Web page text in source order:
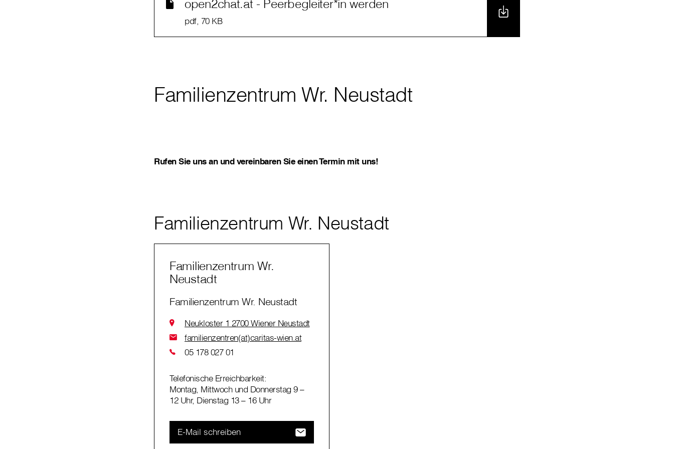
open2chat.at - Peerbegleiter*in werden
pdf, 70 KB
Familienzentrum Wr. Neustadt
Rufen Sie uns an und vereinbaren Sie einen Termin mit uns!
Familienzentrum Wr. Neustadt
Familienzentrum Wr.
Neustadt
Familienzentrum Wr. Neustadt
Neukloster 1 2700 Wiener Neustadt
familienzentren(at)caritas-wien.at
05 178 027 01
Telefonische Erreichbarkeit:
Montag, Mittwoch und Donnerstag 9 –
12 Uhr, Dienstag 13 – 16 Uhr
E-Mail schreiben